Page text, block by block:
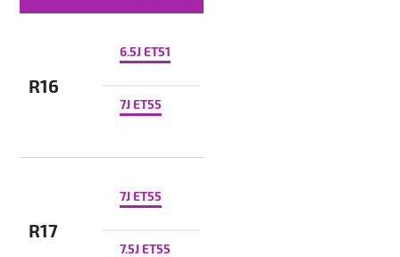
R16
6.5J ET51
7J ET55
R17
7J ET55
7.5J ET55